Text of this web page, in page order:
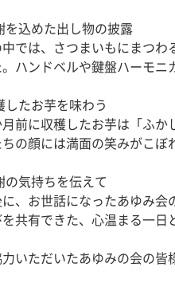
込めた出し物の披露
では、さつまいもにまつわ
。ハンドベルや鍵盤ハーモニ
たお芋を味わう
前に収穫したお芋は「ふか
の顔には満面の笑みがこぼ
気持ちを伝えて
、お世話になったあゆみ会
共有できた、心温まる一日
いただいたあゆみの会の皆